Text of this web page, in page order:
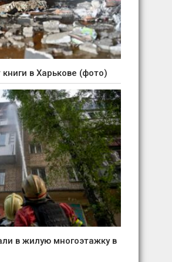
в Харькове (фото)
в жилую многоэтажку в